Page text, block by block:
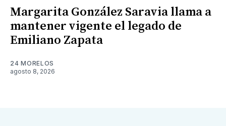
Margarita González Saravia llama a
mantener vigente el legado de
Emiliano Zapata
24 MORELOS
agosto 8, 2026